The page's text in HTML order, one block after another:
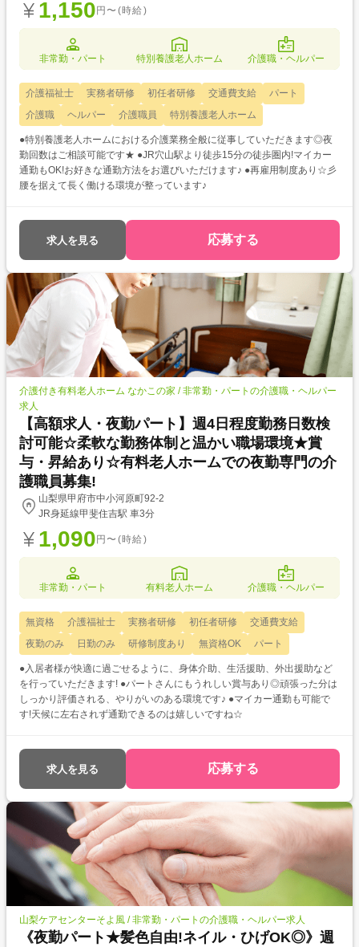
1,150 円〜(時給)
非常勤・パート 特別養護老人ホーム 介護職・ヘルパー
介護福祉士 実務者研修 初任者研修 交通費支給
パート
介護職
ヘルパー 介護職員 特別養護老人ホーム
●特別養護老人ホームにおける介護業務全般に従事していただきます◎夜
勤回数はご相談可能です★ ●JR穴山駅より徒歩15分の徒歩圏内!マイカー
通勤もOK!お好きな通勤方法をお選びいただけます♪ ●再雇用制度あり☆彡
腰を据えて長く働ける環境が整っています♪
求人を見る 応募する
介護付き有料老人ホーム なかこの家 / 非常勤・パートの介護職・ヘルパー
求人
【高額求人・夜勤パート】週4日程度勤務日数検
討可能☆柔軟な勤務体制と温かい職場環境★賞
与・昇給あり☆有料老人ホームでの夜勤専門の介
護職員募集!
山梨県甲府市中小河原町92-2
JR身延線甲斐住吉駅 車3分
1,090 円〜(時給)
非常勤・パート 有料老人ホーム 介護職・ヘルパー
無資格 介護福祉士 実務者研修 初任者研修
交通費支給
夜勤のみ
日勤のみ 研修制度あり 無資格OK パート
●入居者様が快適に過ごせるように、身体介助、生活援助、外出援助など
を行っていただきます! ●パートさんにもうれしい賞与あり◎頑張った分は
しっかり評価される、やりがいのある環境です♪ ●マイカー通勤も可能で
す!天候に左右されず通勤できるのは嬉しいですね☆
求人を見る 応募する
山梨ケアセンターそよ風 / 非常勤・パートの介護職・ヘルパー求人
《夜勤パート★髪色自由!ネイル・ひげOK◎》週